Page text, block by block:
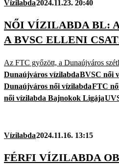
Vízilabda2024.11.23. 20:40
NŐI VÍZILABDA BL:
A BVSC ELLENI
Az FTC győzött, a Dunaújváros
Dunaújváros vízilabdaBVSC női
Dunaújváros női vízilabdaFTC
női vízilabda Bajnokok Ligája
Vízilabda2024.11.16. 13:15
FÉRFI VÍZILABDA